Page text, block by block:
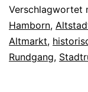
u
n
d
Verschlagwortet
Hamborn,
Altmarkt,
Rundgang,